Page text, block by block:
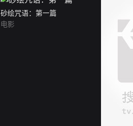
砂绘咒语：第一篇
电影